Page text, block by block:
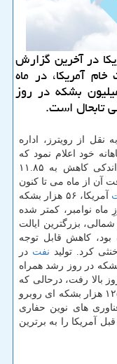
در آخرین گزارش
آمریكا، در ماه
با اندكی كاهش به ۱۱.۸۵ میلیون بشكه در روز
تابحال است.
از رویترز، اداره
خود اعلام نمود كه
خام آمریكا، در ماه دسامبر با اندكی كاهش به ۱۱.۸۵
آن از ماه می تا كنون
آمریكا، ۵۶ هزار بشكه
بشكه در روزِ ماه نوامبر، كمتر شده
بزرگترین ایالت
كاهش قابل توجه
كرد. تولید نفت در
در این ماه با ۳۵ هزار بشكه در روز رشد همراه
هزار بشكه در روز بالا رفت، درحالی كه
تولید از میادین دریایی خلیج مكزیك با افتی ۱۲۵ هزار بشكه ای روبرو
های نوین حفاری
آمریكا را به برترین